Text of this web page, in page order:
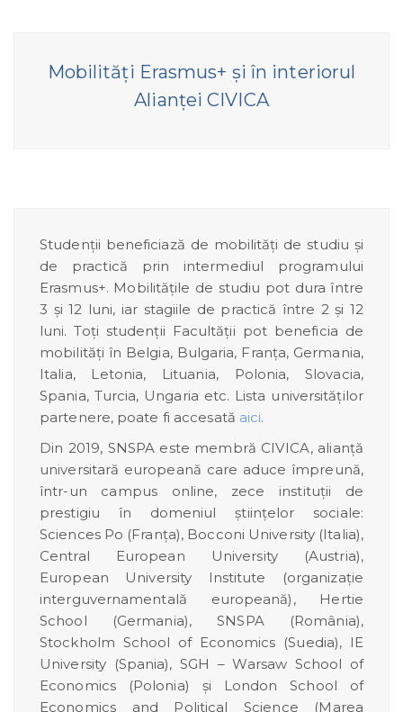
Mobilități Erasmus+ și în interiorul
Alianței CIVICA
Studenții beneficiază de mobilități de studiu și
de practică prin intermediul programului
Erasmus+. Mobilitățile de studiu pot dura între
3 și 12 luni, iar stagiile de practică între 2 și 12
luni. Toți studenții Facultății pot beneficia de
mobilități în Belgia, Bulgaria, Franța, Germania,
Italia, Letonia, Lituania, Polonia, Slovacia,
Spania, Turcia, Ungaria etc. Lista universităților
partenere, poate fi accesată aici.
Din 2019, SNSPA este membră CIVICA, alianță
universitară europeană care aduce împreună,
într-un campus online, zece instituții de
prestigiu în domeniul științelor sociale:
Sciences Po (Franța), Bocconi University (Italia),
Central European University (Austria),
European University Institute (organizație
interguvernamentală europeană), Hertie
School (Germania), SNSPA (România),
Stockholm School of Economics (Suedia), IE
University (Spania), SGH – Warsaw School of
Economics (Polonia) și London School of
Economics and Political Science (Marea